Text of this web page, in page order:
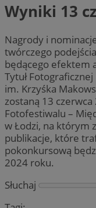
Wyniki 13
Nagrody i
twórczego
będącego efektem
Tytuł
im. Krzyśka
zostaną 13
Fotofestiwalu –
w Łodzi, na którym
publikacje, które
pokonkursową
2024 roku.
Słuchaj